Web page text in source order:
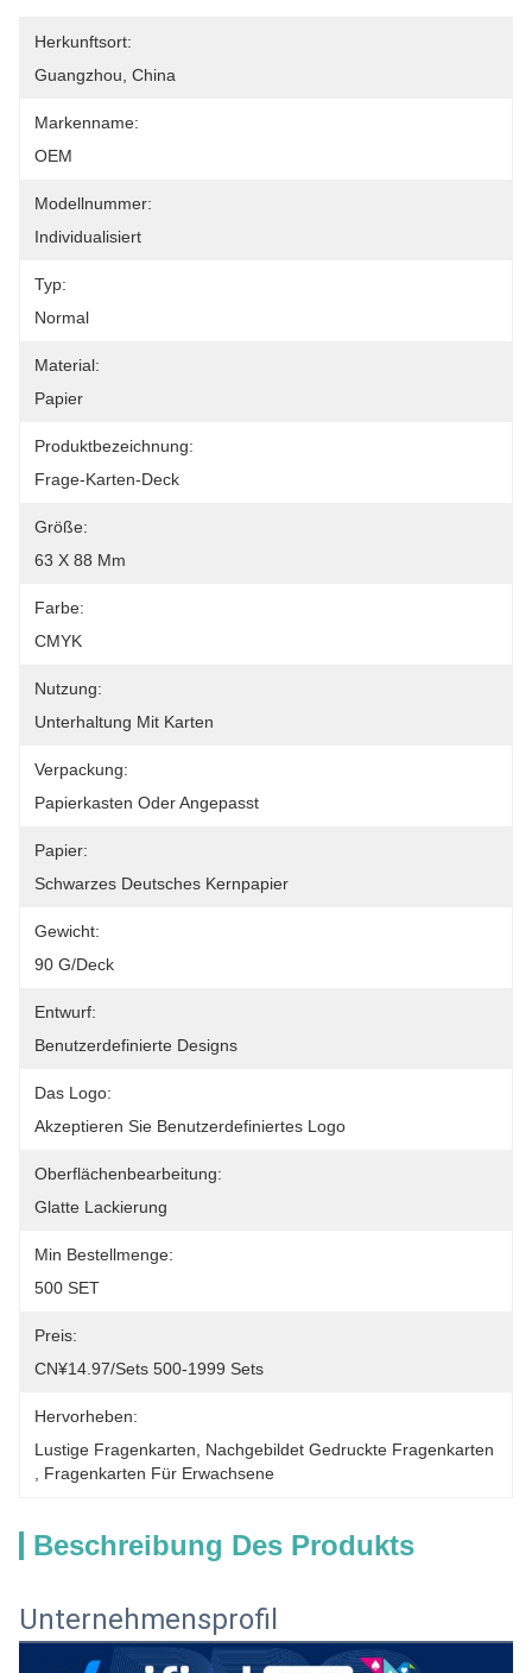
Herkunftsort:
Guangzhou, China
Markenname:
OEM
Modellnummer:
Individualisiert
Typ:
Normal
Material:
Papier
Produktbezeichnung:
Frage-Karten-Deck
Größe:
63 X 88 Mm
Farbe:
CMYK
Nutzung:
Unterhaltung Mit Karten
Verpackung:
Papierkasten Oder Angepasst
Papier:
Schwarzes Deutsches Kernpapier
Gewicht:
90 G/Deck
Entwurf:
Benutzerdefinierte Designs
Das Logo:
Akzeptieren Sie Benutzerdefiniertes Logo
Oberflächenbearbeitung:
Glatte Lackierung
Min Bestellmenge:
500 SET
Preis:
CN¥14.97/sets 500-1999 Sets
Hervorheben:
Lustige Fragenkarten
Nachgebildet Gedruckte Fragenkarten
Fragenkarten Für Erwachsene
Beschreibung Des Produkts
Unternehmensprofil